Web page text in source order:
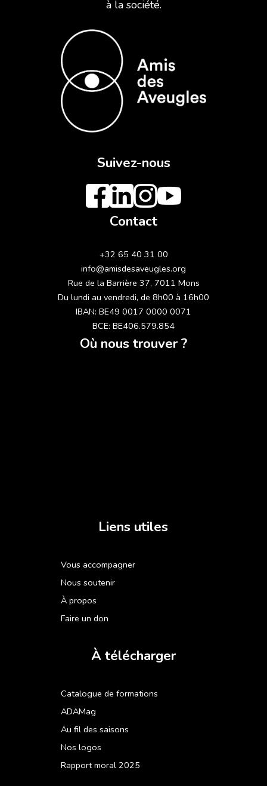
à la société.
Suivez-nous
Contact
+32 65 40 31 00
info@amisdesaveugles.org
Rue de la Barrière 37, 7011 Mons
Du lundi au vendredi, de 8h00 à 16h00
IBAN: BE49 0017 0000 0071
BCE: BE406.579.854
Où nous trouver ?
Liens utiles
Vous accompagner
Nous soutenir
À propos
Faire un don
À télécharger
Catalogue de formations
ADAMag
Au fil des saisons
Nos logos
Rapport moral 2025